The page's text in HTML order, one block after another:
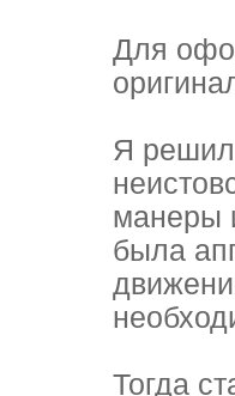
Для
Я
манеры
была
Тогда